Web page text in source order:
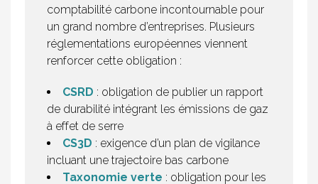
comptabilité carbone incontournable pour
un grand nombre d’entreprises. Plusieurs
réglementations européennes viennent
renforcer cette obligation :
CSRD : obligation de publier un rapport
de durabilité intégrant les émissions de gaz
à effet de serre
CS3D : exigence d’un plan de vigilance
incluant une trajectoire bas carbone
Taxonomie verte : obligation pour les